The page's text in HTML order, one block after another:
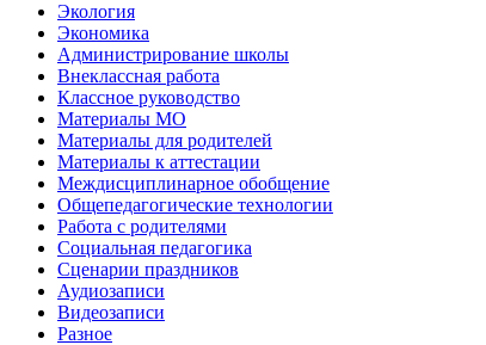
Экология
Экономика
Администрирование школы
Внеклассная работа
Классное руководство
Материалы МО
Материалы для родителей
Материалы к аттестации
Междисциплинарное обобщение
Общепедагогические технологии
Работа с родителями
Социальная педагогика
Сценарии праздников
Аудиозаписи
Видеозаписи
Разное